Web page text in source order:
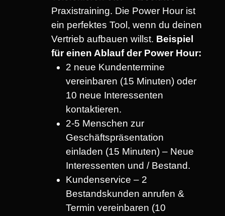
Praxistraining. Die Power Hour ist
ein perfektes Tool, wenn du deinen
Vertrieb aufbauen willst. Beispiel
für einen Ablauf der Power Hour:
2 neue Kundentermine
vereinbaren (15 Minuten) oder
10 neue Interessenten
kontaktieren.
2-5 Menschen zur
Geschäftspräsentation
einladen (15 Minuten) – Neue
Interessenten und / Bestand.
Kundenservice – 2
Bestandskunden anrufen &
Termin vereinbaren (10